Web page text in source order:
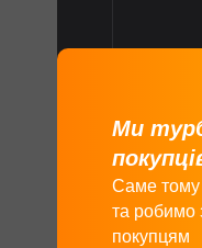
Ми
Саме тому
та робимо
покупцям